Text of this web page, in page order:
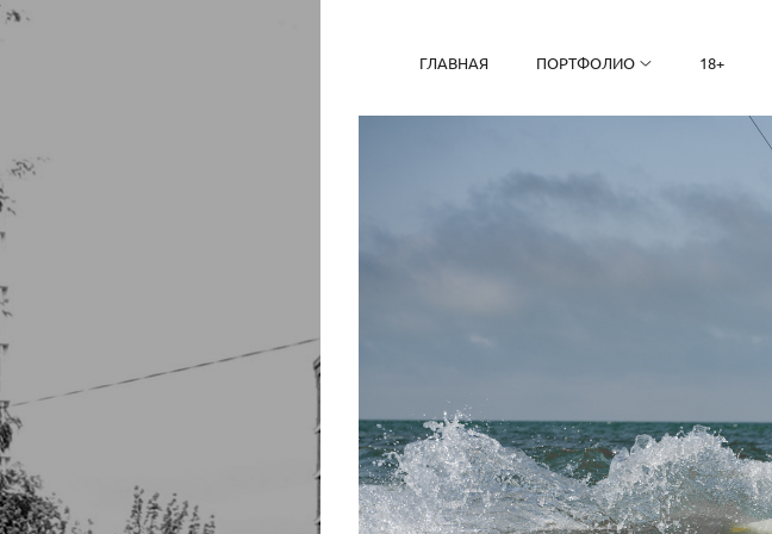
ГЛАВНАЯ ПОРТФОЛИО 18+